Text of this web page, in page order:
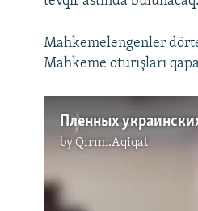
Mahkemelengenler
Mahkeme oturışları
by Qırım.Aqiqat